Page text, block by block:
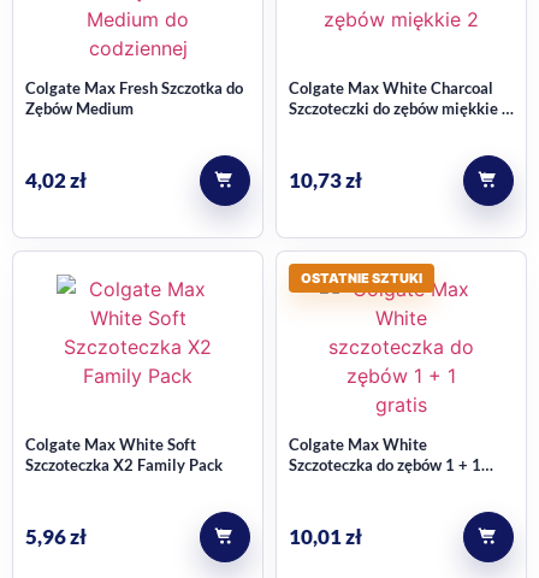
Colgate Max Fresh Szczotka do
Zębów Medium
4,02zł
Colgate Max White Charcoal
Szczoteczki do zębów miękkie –
10,73zł
Colgate Max White Soft
Szczoteczka X2 Family Pack
5,96zł
OSTATNIE SZTUKI
Colgate Max White
Szczoteczka do zębów 1 + 1
10,01zł